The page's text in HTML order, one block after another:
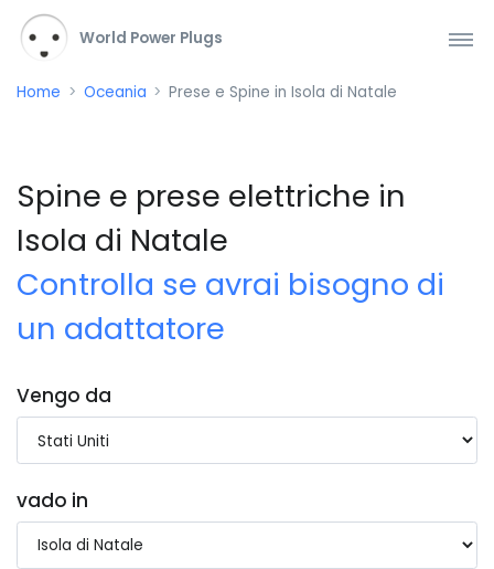
World Power Plugs
Home Oceania Prese e Spine in Isola di Natale
Spine e prese elettriche in
Isola di Natale
Controlla se avrai bisogno di
un adattatore
Vengo da
vado in